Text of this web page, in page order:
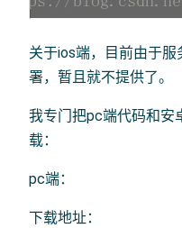
关于ios端，目前由于
署，暂且就不提供了。
我专门把pc端代码和安
载：
pc端：
下载地址：